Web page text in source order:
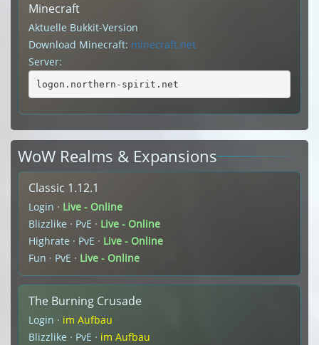
Minecraft
Aktuelle Bukkit-Version
Download Minecraft: minecraft.net
Server:
logon.northern-spirit.net
WoW Realms & Expansions
Classic 1.12.1
Login · Live - Online
Blizzlike · PvE · Live - Online
Highrate · PvE · Live - Online
Fun · PvE · Live - Online
The Burning Crusade
Login · im Aufbau
Blizzlike · PvE · im Aufbau